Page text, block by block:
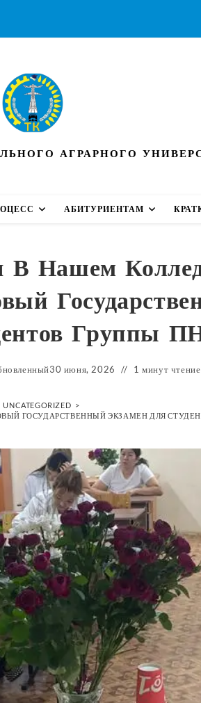
АГРАРНОГО
АБИТУРИЕНТАМ
Нашем
Группы
30 июня, 2026 1 минут чтение
UNCATEGORIZED >
ГОСУДАРСТВЕННЫЙ ЭКЗАМЕН ДЛЯ